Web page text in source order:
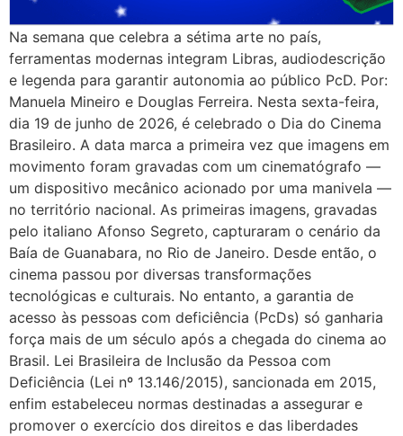
Na semana que celebra a sétima arte no país,
ferramentas modernas integram Libras, audiodescrição
e legenda para garantir autonomia ao público PcD. Por:
Manuela Mineiro e Douglas Ferreira. Nesta sexta-feira,
dia 19 de junho de 2026, é celebrado o Dia do Cinema
Brasileiro. A data marca a primeira vez que imagens em
movimento foram gravadas com um cinematógrafo —
um dispositivo mecânico acionado por uma manivela —
no território nacional. As primeiras imagens, gravadas
pelo italiano Afonso Segreto, capturaram o cenário da
Baía de Guanabara, no Rio de Janeiro. Desde então, o
cinema passou por diversas transformações
tecnológicas e culturais. No entanto, a garantia de
acesso às pessoas com deficiência (PcDs) só ganharia
força mais de um século após a chegada do cinema ao
Brasil. Lei Brasileira de Inclusão da Pessoa com
Deficiência (Lei nº 13.146/2015), sancionada em 2015,
enfim estabeleceu normas destinadas a assegurar e
promover o exercício dos direitos e das liberdades